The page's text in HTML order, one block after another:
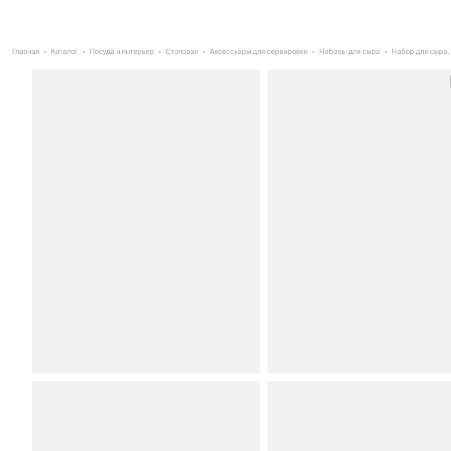
Главная Каталог Посуда и интерьер Столовая Аксессуары для сервировки Наборы для сыра Набор для сыра,